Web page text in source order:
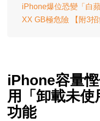
iPhone爆位恐變「白
XX GB極危險 【附3招
iPhone容量
用「卸載未使
功能